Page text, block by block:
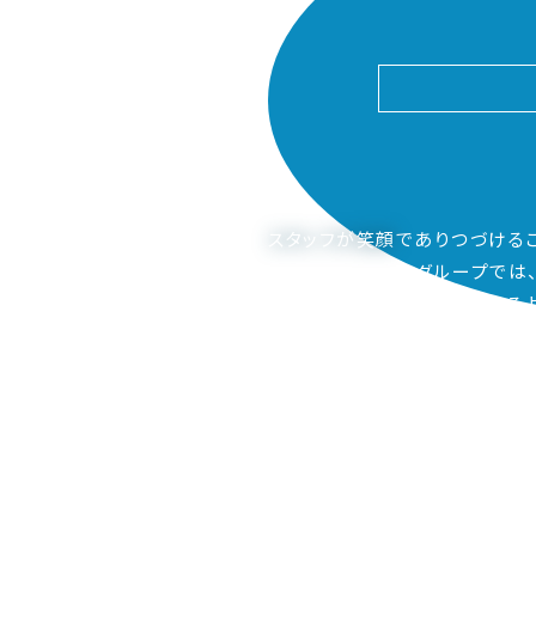
スタッフが笑顔でありつづける
ピアーサーティーグループでは
ご家族も笑顔になってもらえる